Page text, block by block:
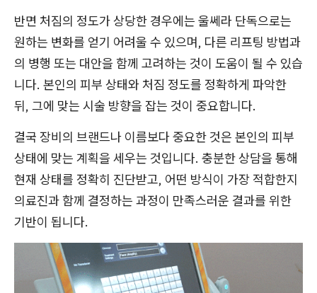
반면 처짐의 정도가 상당한 경우에는 울쎄라 단독으로는
원하는 변화를 얻기 어려울 수 있으며, 다른 리프팅 방법과
의 병행 또는 대안을 함께 고려하는 것이 도움이 될 수 있습
니다. 본인의 피부 상태와 처짐 정도를 정확하게 파악한
뒤, 그에 맞는 시술 방향을 잡는 것이 중요합니다.
결국 장비의 브랜드나 이름보다 중요한 것은 본인의 피부
상태에 맞는 계획을 세우는 것입니다. 충분한 상담을 통해
현재 상태를 정확히 진단받고, 어떤 방식이 가장 적합한지
의료진과 함께 결정하는 과정이 만족스러운 결과를 위한
기반이 됩니다.